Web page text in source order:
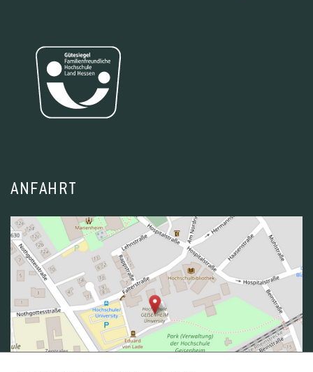
ausgezahlt.
Mitglieder des StuPa erhalten eine
Aufwandsentschädigung, die den aktuellen
steuer- freien Maximalbetrag nach § 3 Nr. 26a EstG
ausgezahlt.
Zur vollständigen Finanzordnung der
Studierendenschaft: siehe Dokument unten.
ANFAHRT